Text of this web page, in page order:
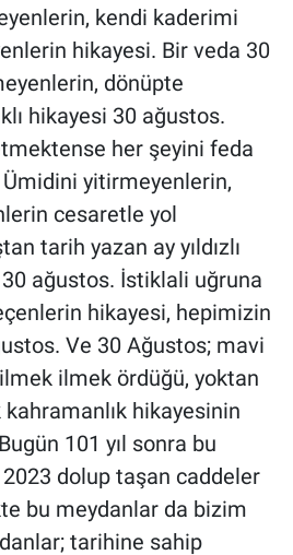
kendi kaderimi
hikayesi. Bir veda 30
dönüpte
hikayesi 30 ağustos.
her şeyini feda
yitirmeyenlerin,
cesaretle yol
tarih yazan ay yıldızlı
ağustos. İstiklali uğruna
hikayesi, hepimizin
Ve 30 Ağustos; mavi
ilmek ördüğü, yoktan
hikayesinin
101 yıl sonra bu
dolup taşan caddeler
bu meydanlar da bizim
tarihine sahip